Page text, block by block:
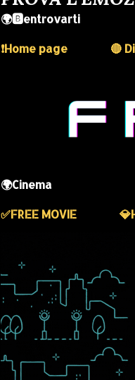
🌍🅱️entrovarti
❗️Home page
🔴
🌍Cinema
✅️FREE MOVIE